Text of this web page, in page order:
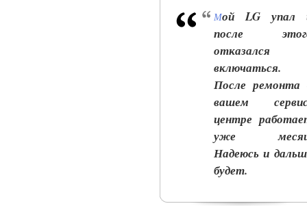
Мой LG упал
после
отказался
включаться.
После ремонта
вашем
центре
уже
Надеюсь и
будет.